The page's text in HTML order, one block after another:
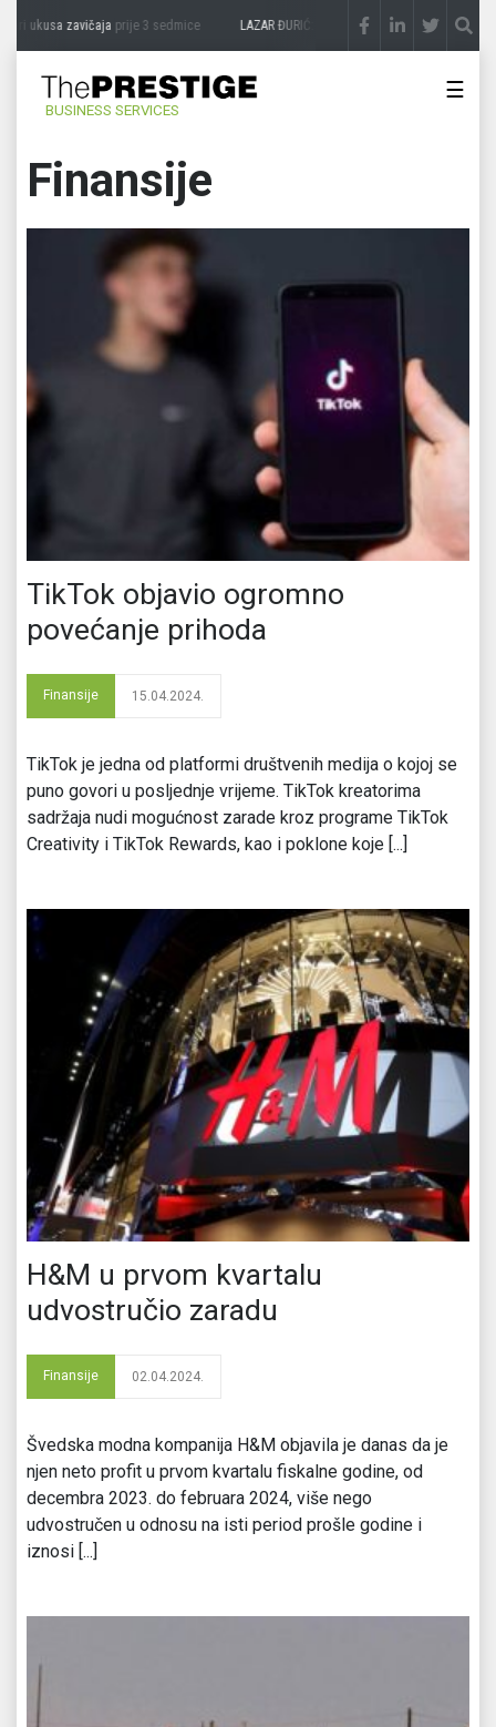
zavičajaprije 3 sedmice LAZAR ĐURIĆ: Promocija potencijal pretvara u
BUSINESS SERVICES
☰
Finansije
TikTok objavio ogromno
povećanje prihoda
Finansije 15.04.2024.
TikTok je jedna od platformi društvenih medija o kojoj se
puno govori u posljednje vrijeme. TikTok kreatorima
sadržaja nudi mogućnost zarade kroz programe TikTok
Creativity i TikTok Rewards, kao i poklone koje [...]
H&M u prvom kvartalu
udvostručio zaradu
Finansije 02.04.2024.
​Švedska modna kompanija H&M objavila je danas da je
njen neto profit u prvom kvartalu fiskalne godine, od
decembra 2023. do februara 2024, više nego
udvostručen u odnosu na isti period prošle godine i
iznosi [...]